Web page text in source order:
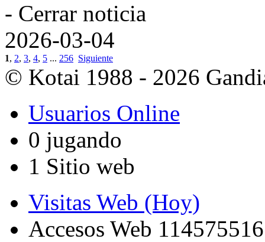
- Cerrar noticia
2026-03-04
1, 2, 3, 4, 5 ... 256 Siguiente
© Kotai 1988 - 2026
Usuarios Online
0 jugando
1 Sitio web
Visitas Web (Hoy)
Accesos Web